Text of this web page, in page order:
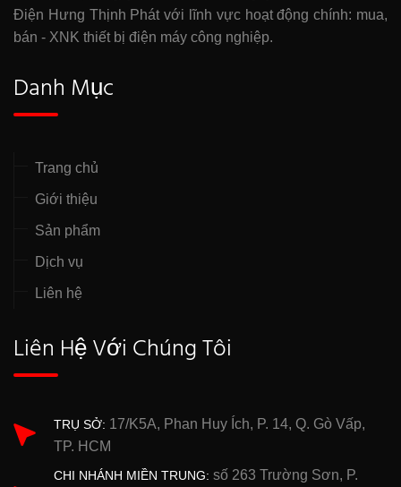
Điện Hưng Thịnh Phát với lĩnh vực hoạt động chính: mua,
bán - XNK thiết bị điện máy công nghiệp.
Danh Mục
Trang chủ
Giới thiệu
Sản phẩm
Dịch vụ
Liên hệ
Liên Hệ Với Chúng Tôi
TRỤ SỞ: 17/K5A, Phan Huy Ích, P. 14, Q. Gò Vấp,
TP. HCM
CHI NHÁNH MIỀN TRUNG: số 263 Trường Sơn, P.